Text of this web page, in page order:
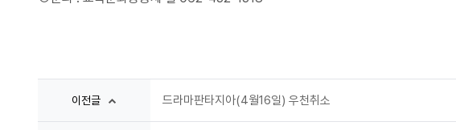
이전글 드라마판타지아(4월16일) 우천취소